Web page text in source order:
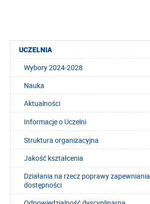
UCZELNIA
Wybory 2024-2028
Nauka
Aktualności
Informacje o Uczelni
Struktura organizacyjna
Jakość kształcenia
Działania na rzecz poprawy zapewniania
dostępności